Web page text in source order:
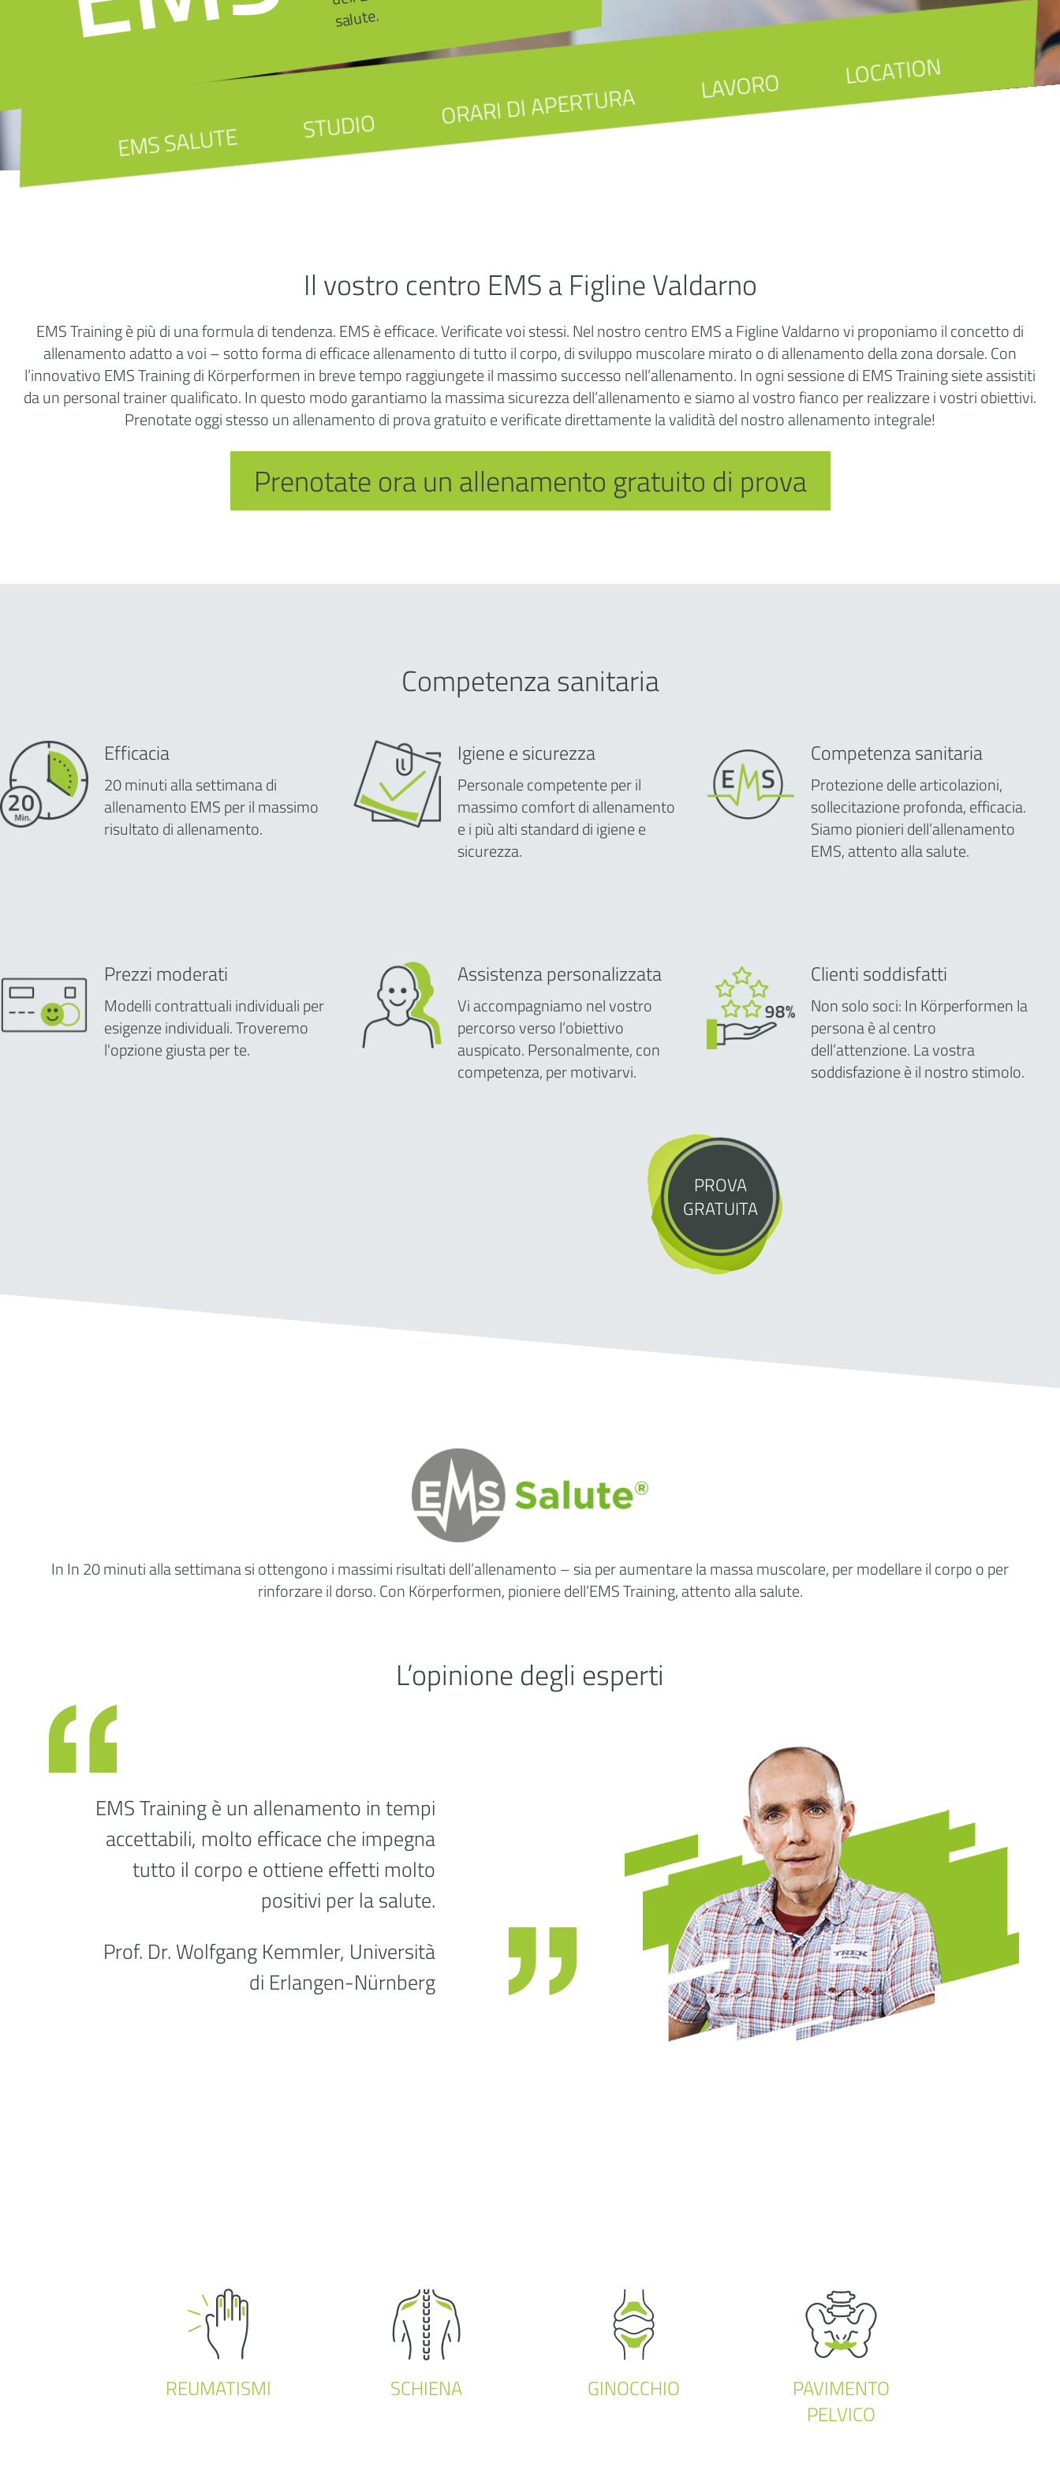
salute.
EMS SALUTE STUDIO ORARI DI APERTURA LAVORO LOCATION
Il vostro centro EMS a Figline Valdarno
EMS Training è più di una formula di tendenza. EMS è efficace. Verificate voi stessi. Nel nostro centro EMS a Figline Valdarno vi proponiamo il concetto di
allenamento adatto a voi – sotto forma di efficace allenamento di tutto il corpo, di sviluppo muscolare mirato o di allenamento della zona dorsale. Con
l’innovativo EMS Training di Körperformen in breve tempo raggiungete il massimo successo nell’allenamento. In ogni sessione di EMS Training siete assistiti
da un personal trainer qualificato. In questo modo garantiamo la massima sicurezza dell’allenamento e siamo al vostro fianco per realizzare i vostri obiettivi.
Prenotate oggi stesso un allenamento di prova gratuito e verificate direttamente la validità del nostro allenamento integrale!
Prenotate ora un allenamento gratuito di prova
Competenza sanitaria
Efficacia
20 minuti alla settimana di
allenamento EMS per il massimo
risultato di allenamento.
Igiene e sicurezza
Personale competente per il
massimo comfort di allenamento
e i più alti standard di igiene e
sicurezza.
Competenza sanitaria
Protezione delle articolazioni,
sollecitazione profonda, efficacia.
Siamo pionieri dell’allenamento
EMS, attento alla salute.
Prezzi moderati
Modelli contrattuali individuali per
esigenze individuali. Troveremo
l'opzione giusta per te.
Assistenza personalizzata
Vi accompagniamo nel vostro
percorso verso l’obiettivo
auspicato. Personalmente, con
competenza, per motivarvi.
Clienti soddisfatti
Non solo soci: In Körperformen la
persona è al centro
dell’attenzione. La vostra
soddisfazione è il nostro stimolo.
PROVA
GRATUITA
In In 20 minuti alla settimana si ottengono i massimi risultati dell’allenamento – sia per aumentare la massa muscolare, per modellare il corpo o per
rinforzare il dorso. Con Körperformen, pioniere dell’EMS Training, attento alla salute.
EMS Training è un allenamento in tempi
accettabili, molto efficace che impegna
tutto il corpo e ottiene effetti molto
positivi per la salute.
Prof. Dr. Wolfgang Kemmler, Università
di Erlangen-Nürnberg
L’opinione degli esperti
REUMATISMI SCHIENA GINOCCHIO
PAVIMENTO
PELVICO